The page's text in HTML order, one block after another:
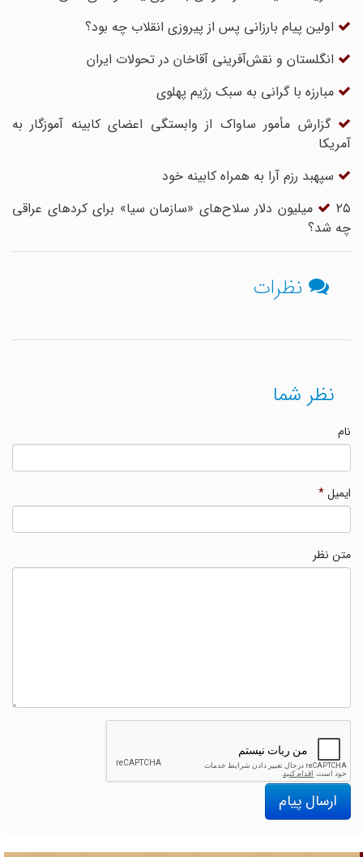
اولین پیام بارزانی پس از پیروزی انقلاب چه بود؟
انگلستان و نقش‌آفرینی آقاخان در تحولات ایران
مبارزه با گرانی به سبک رژیم پهلوی
گزارش مأمور ساواک از وابستگی اعضای کابینه آموزگار به
آمریکا
سپهبد رزم آرا به همراه کابینه خود
۲۵ میلیون دلار سلاح‌های «سازمان سیا» برای کردهای عراقی
چه شد؟
نظرات
نظر شما
ایمیل*
متن نظر
ارسال پیام